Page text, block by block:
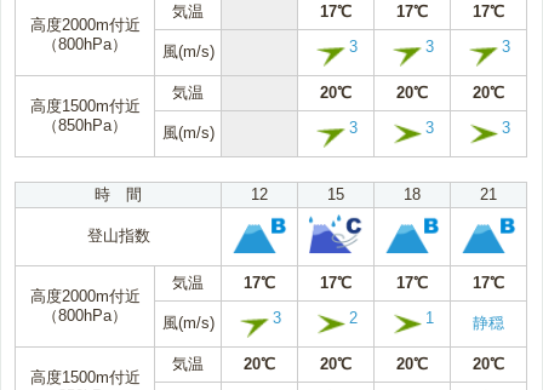
高度2000m付近
（800hPa）
気温 17℃ 17℃ 17℃
風(m/s) 3 3 3
高度1500m付近
（850hPa）
気温 20℃ 20℃ 20℃
風(m/s) 3 3 3
時 間 12 15 18 21
登山指数
高度2000m付近
（800hPa）
気温 17℃ 17℃ 17℃ 17℃
風(m/s) 3 2 1 静穏
高度1500m付近
気温 20℃ 20℃ 20℃ 20℃